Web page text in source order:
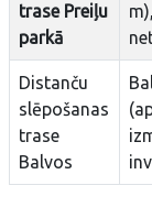
trase Preiļu
parkā
Distanču
slēpošanas
trase
Balvos